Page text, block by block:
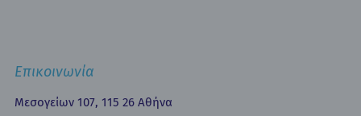
Εκπαίδευση
Έντυπα
Επικοινωνία
Μεσογείων 107, 115 26 Αθήνα